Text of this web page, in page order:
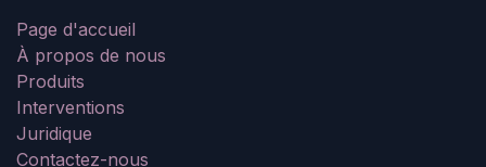
Page d'accueil
À propos de nous
Produits
Interventions
Juridique
Contactez-nous